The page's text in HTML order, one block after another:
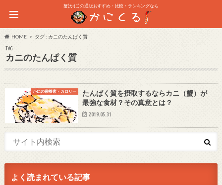
蟹(かに)の通販おすすめ・比較・ランキングなら
HOME タグ : カニのたんぱく質
TAG
カニのたんぱく質
かにの栄養素・カロリー
たんぱく質を摂取するならカニ（蟹）が
最強な食材？その真意とは？
2019.05.31
よく読まれている記事